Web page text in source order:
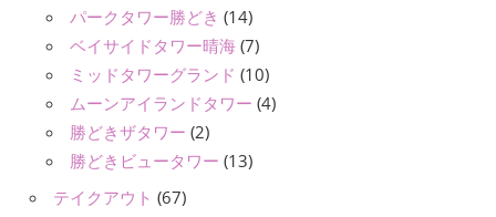
パークタワー勝どき (14)
ベイサイドタワー晴海 (7)
ミッドタワーグランド (10)
ムーンアイランドタワー (4)
勝どきザタワー (2)
勝どきビュータワー (13)
テイクアウト (67)